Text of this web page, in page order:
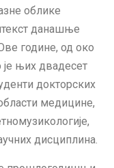
облике
данашње
године, од око
је њих двадесет
докторских
медицине,
дисциплина.